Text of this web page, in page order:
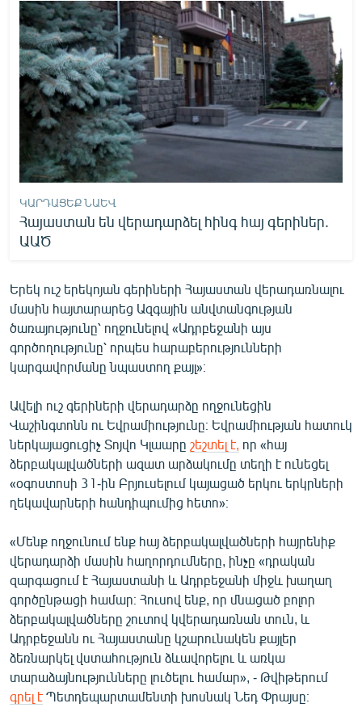
ԿԱՐԴԱՑԵՔ ՆԱԵՎ
Հայաստան են վերադարձել հինգ հայ գերիներ.
ԱԱԾ
Երեկ ուշ երեկոյան գերիների Հայաստան վերադառնալու
մասին հայտարարեց Ազգային անվտանգության
ծառայությունը՝ ողջունելով «Ադրբեջանի այս
գործողությունը՝ որպես հարաբերությունների
կարգավորմանը նպաստող քայլ»։
Ավելի ուշ գերիների վերադարձը ողջունեցին
Վաշինգտոնն ու Եվրամիությունը։ Եվրամիության հատուկ
ներկայացուցիչ Տոյվո Կլաարը շեշտել է, որ «հայ
ձերբակալվածների ազատ արձակումը տեղի է ունեցել
«օգոստոսի 31-ին Բրյուսելում կայացած երկու երկրների
ղեկավարների հանդիպումից հետո»։
«Մենք ողջունում ենք հայ ձերբակալվածների հայրենիք
վերադարձի մասին հաղորդումները, ինչը «դրական
զարգացում է Հայաստանի և Ադրբեջանի միջև խաղաղ
գործընթացի համար։ Հուսով ենք, որ մնացած բոլոր
ձերբակալվածները շուտով կվերադառնան տուն, և
Ադրբեջանն ու Հայաստանը կշարունակեն քայլեր
ձեռնարկել վստահություն ձևավորելու և առկա
տարաձայնությունները լուծելու համար», - Թվիթերում
գրել էՊետդեպարտամենտի խոսնակ Նեդ Փրայսը։